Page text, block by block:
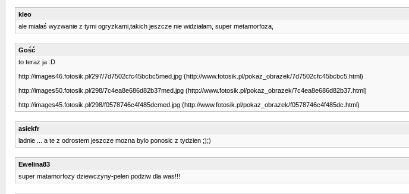
kleo
ale miałaś wyzwanie z tymi ogryzkami,takich jeszcze nie widziałam, super metamorfoza,
Gość
to teraz ja :D
http://images46.fotosik.pl/297/7d7502cfc45bcbc5med.jpg (http://www.fotosik.pl/pokaz_obrazek/7d7502cfc45bcbc5.html)
http://images50.fotosik.pl/298/7c4ea8e686d82b37med.jpg (http://www.fotosik.pl/pokaz_obrazek/7c4ea8e686d82b37.html)
http://images45.fotosik.pl/298/f0578746c4f485dcmed.jpg (http://www.fotosik.pl/pokaz_obrazek/f0578746c4f485dc.html)
asiekfr
ladnie ... a te z odrostem jeszcze mozna bylo ponosic z tydzien ;);)
Ewelina83
super matamorfozy dziewczyny-pelen podziw dla was!!!